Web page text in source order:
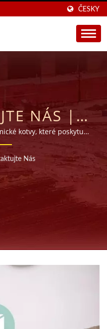
ČESKY
NÁS |
MALT Z
S
|
kotvy, které poskytují
sílu
Nás